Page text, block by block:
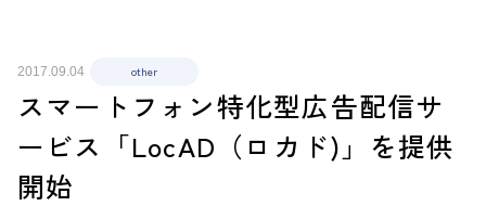
2017.09.04 other
スマートフォン特化型広告配信サ
ービス「LocAD（ロカド)」を提供
開始